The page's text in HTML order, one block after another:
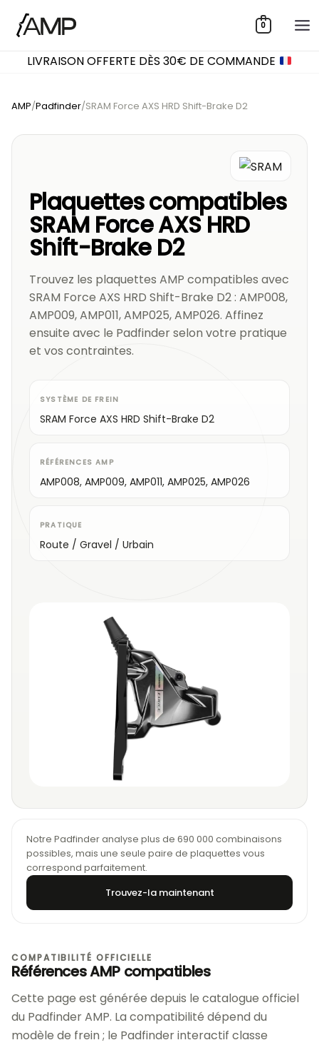
0
LIVRAISON OFFERTE DÈS 30€ DE COMMANDE
AMP/Padfinder/SRAM Force AXS HRD Shift-Brake D2
Plaquettes compatibles
SRAM Force AXS HRD
Shift-Brake D2
Trouvez les plaquettes AMP compatibles avec
SRAM Force AXS HRD Shift-Brake D2 : AMP008,
AMP009, AMP011, AMP025, AMP026. Affinez
ensuite avec le Padfinder selon votre pratique
et vos contraintes.
SYSTÈME DE FREIN
SRAM Force AXS HRD Shift-Brake D2
RÉFÉRENCES AMP
AMP008, AMP009, AMP011, AMP025, AMP026
PRATIQUE
Route / Gravel / Urbain
Notre Padfinder analyse plus de 690 000 combinaisons
possibles, mais une seule paire de plaquettes vous
correspond parfaitement.
Trouvez-la maintenant
COMPATIBILITÉ OFFICIELLE
Références AMP compatibles
Cette page est générée depuis le catalogue officiel
du Padfinder AMP. La compatibilité dépend du
modèle de frein ; le Padfinder interactif classe